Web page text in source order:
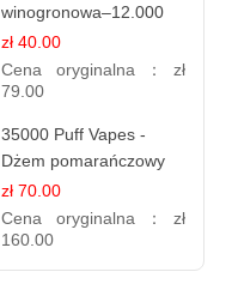
winogronowa–12.000
zaciągnięć - e
papierosy
zł 40.00
Cena oryginalna： zł
79.00
35000 Puff Vapes -
Dżem pomarańczowy
zł 70.00
Cena oryginalna： zł
160.00